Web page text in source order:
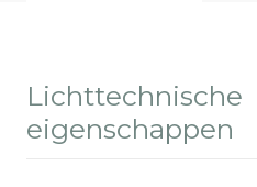
Lichttechnische
eigenschappen